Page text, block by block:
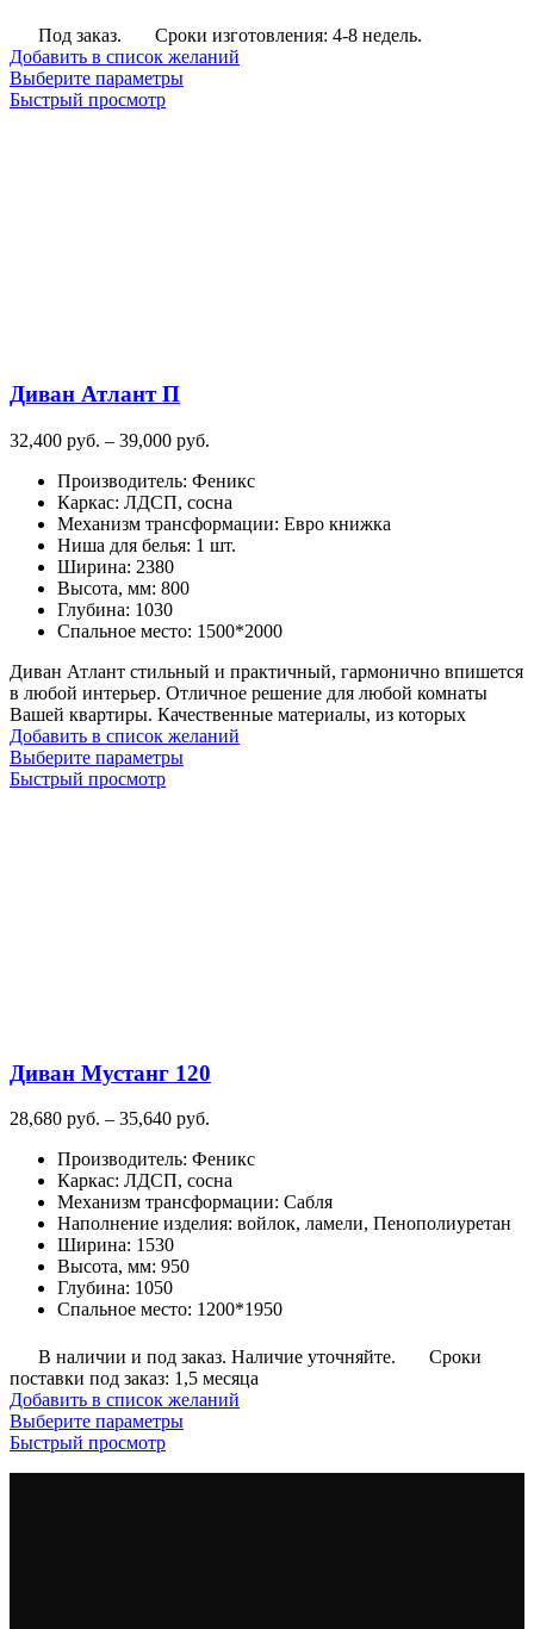
Под заказ.
Сроки изготовления: 4-8 недель.
Добавить в список желаний
Выберите параметрыЭтот
Быстрый просмотр
Диван Атлант П
32,400 руб. – 39,000 руб.
32,400
руб.
–
39,000
Производитель: Феникс
Каркас: ЛДСП, сосна
Механизм трансформации: Евро книжка
Ниша для белья: 1 шт.
Ширина: 2380
Высота, мм: 800
Глубина: 1030
Спальное место: 1500*2000
Диван Атлант стильный и практичный, гармонично впишется
в любой интерьер. Отличное решение для любой комнаты
Вашей квартиры. Качественные материалы, из которых
Добавить в список желаний
Выберите параметрыЭтот
Быстрый просмотр
Диван Мустанг 120
28,680 руб. – 35,640 руб.
28,680
руб.
–
35,640
Производитель: Феникс
Каркас: ЛДСП, сосна
Механизм трансформации: Сабля
Наполнение изделия: войлок, ламели, Пенополиуретан
Ширина: 1530
Высота, мм: 950
Глубина: 1050
Спальное место: 1200*1950
В наличии и под заказ. Наличие уточняйте.
Сроки
поставки под заказ: 1,5 месяца
Добавить в список желаний
Выберите параметрыЭтот
Быстрый просмотр